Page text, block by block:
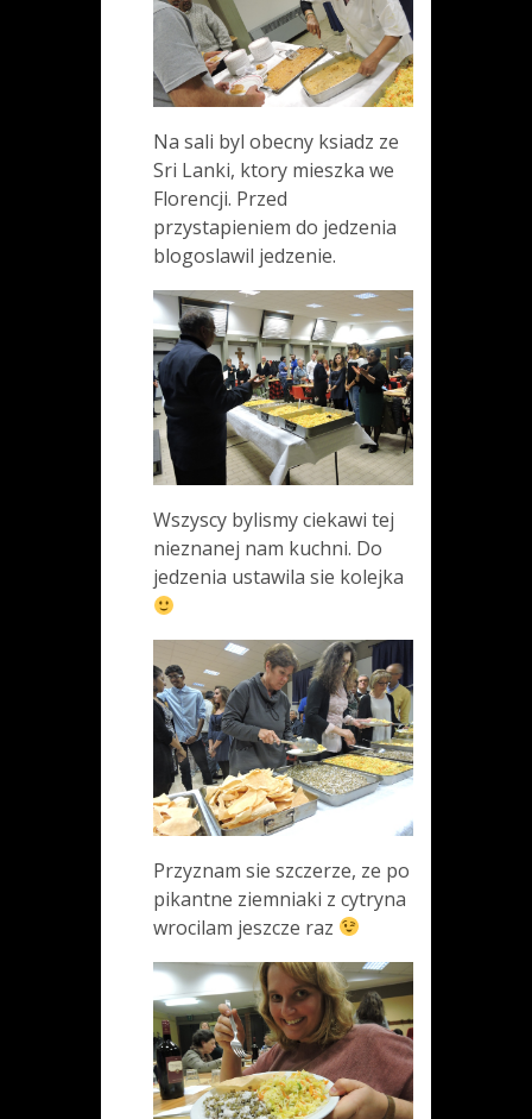
Na sali byl obecny ksiadz ze
Sri Lanki, ktory mieszka we
Florencji. Przed
przystapieniem do jedzenia
blogoslawil jedzenie.
Wszyscy bylismy ciekawi tej
nieznanej nam kuchni. Do
jedzenia ustawila sie kolejka
Przyznam sie szczerze, ze po
pikantne ziemniaki z cytryna
wrocilam jeszcze raz